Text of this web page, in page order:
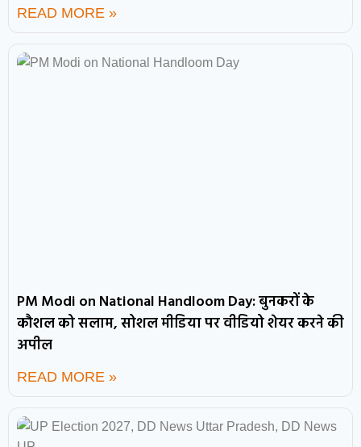
READ MORE »
PM Modi on National Handloom Day: बुनकरों के
कौशल को सलाम, सोशल मीडिया पर वीडियो शेयर करने की
अपील
READ MORE »